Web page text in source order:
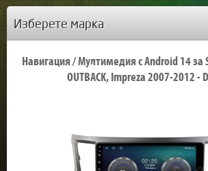
Изберете марка
Навигация / Мултимедия с Android 14 за
OUTBACK, Impreza 2007-2012 -